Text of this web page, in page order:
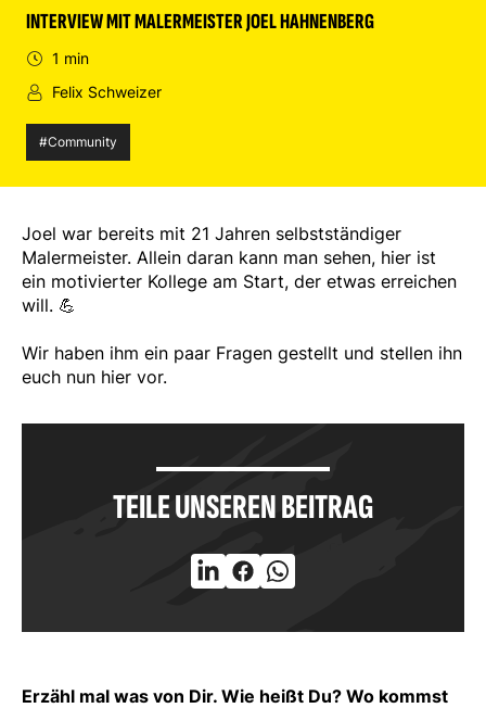
INTERVIEW MIT MALERMEISTER JOEL HAHNENBERG
1 min
Felix Schweizer
#Community
Joel war bereits mit 21 Jahren selbstständiger
Malermeister. Allein daran kann man sehen, hier ist
ein motivierter Kollege am Start, der etwas erreichen
will. 💪
Wir haben ihm ein paar Fragen gestellt und stellen ihn
euch nun hier vor.
TEILE UNSEREN BEITRAG
Erzähl mal was von Dir. Wie heißt Du? Wo kommst